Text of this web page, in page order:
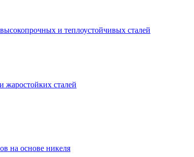
и теплоустойчивых сталей
сталей
на основе никеля